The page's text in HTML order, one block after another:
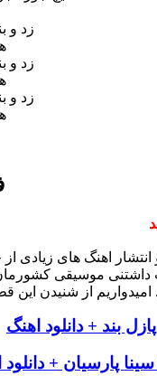
زد و
زد و
زد و
انتشار اهنگ های
داشتنی موسیقی
از شنیدن این
بند + دانلود اهنگ
پارسیان + دانلود